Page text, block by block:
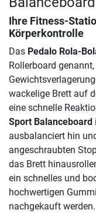
Ihre Fitness-
Körperkontrolle
Das Pedalo Rola-
Rollerboard
wackelige Brett auf
eine schnelle
Sport Balanceboard
ausbalanciert hin
angeschraubten
das Brett
ein schnelles und
hochwertigen
nachgekauft